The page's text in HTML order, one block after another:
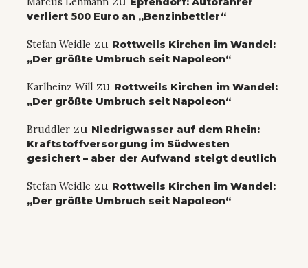
verliert 500 Euro an „Benzinbettler“
Stefan Weidle zu Rottweils Kirchen im Wandel:
„Der größte Umbruch seit Napoleon“
Karlheinz Will zu Rottweils Kirchen im Wandel:
„Der größte Umbruch seit Napoleon“
Bruddler zu Niedrigwasser auf dem Rhein:
Kraftstoffversorgung im Südwesten
gesichert – aber der Aufwand steigt deutlich
Stefan Weidle zu Rottweils Kirchen im Wandel:
„Der größte Umbruch seit Napoleon“